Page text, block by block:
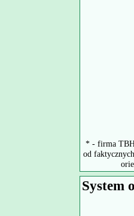
* - firma TBH
od
System